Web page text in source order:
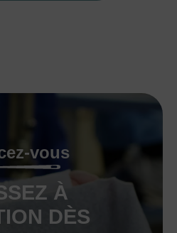
vous
À
DÈS